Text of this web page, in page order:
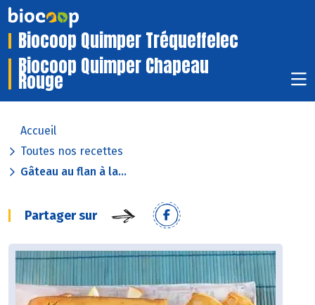
Biocoop Quimper Tréqueffelec
Biocoop Quimper Chapeau
Rouge
Accueil
Toutes nos recettes
Gâteau au flan à la...
Partager sur